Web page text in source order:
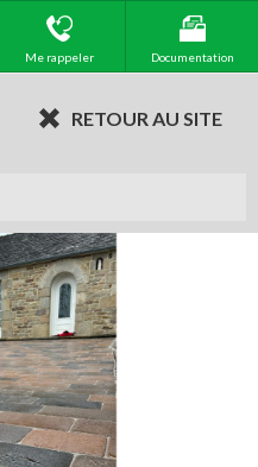
Me rappeler Documentation
RETOUR AU SITE